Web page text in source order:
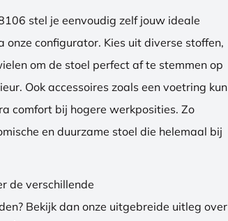
stel je eenvoudig zelf jouw ideale
onze configurator. Kies uit diverse stoffen,
om de stoel perfect af te stemmen op
Ook accessoires zoals een voetring kun
comfort bij hogere werkposities. Zo
en duurzame stoel die helemaal bij
de verschillende
Bekijk dan onze uitgebreide uitleg over